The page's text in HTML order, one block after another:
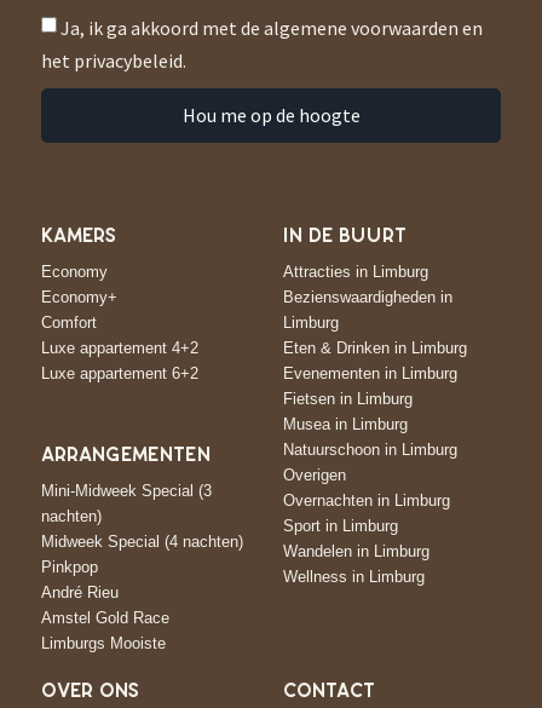
Ja, ik ga akkoord met de algemene voorwaarden en
het privacybeleid.
Hou me op de hoogte
KAMERS
Economy
Economy+
Comfort
Luxe appartement 4+2
Luxe appartement 6+2
ARRANGEMENTEN
Mini-Midweek Special (3
nachten)
Midweek Special (4 nachten)
Pinkpop
André Rieu
Amstel Gold Race
Limburgs Mooiste
IN DE BUURT
Attracties in Limburg
Bezienswaardigheden in
Limburg
Eten & Drinken in Limburg
Evenementen in Limburg
Fietsen in Limburg
Musea in Limburg
Natuurschoon in Limburg
Overigen
Overnachten in Limburg
Sport in Limburg
Wandelen in Limburg
Wellness in Limburg
OVER ONS CONTACT